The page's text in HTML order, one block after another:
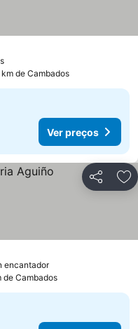
de Cambados
Ver preços
Partilhar
encantador
de Cambados